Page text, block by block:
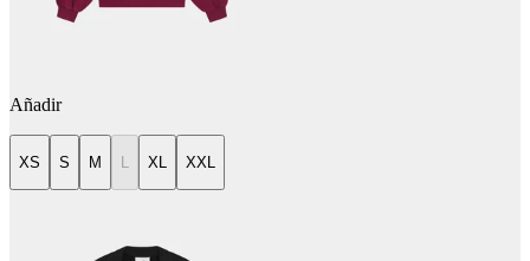
Añadir
XS S M XL XXL